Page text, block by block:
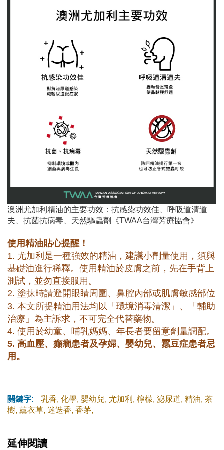
澳洲尤加利精油的主要功效：抗感染功效佳、呼吸道清道
夫、抗菌抗病毒、天然驅蟲劑《TWAA台灣芳療協會》
使用精油貼心提醒！
1. 尤加利是一種強效的精油，建議小劑量使用，須與
基礎油進行稀釋。使用精油於皮膚之前，先在手背上
測試，並勿直接服用。
2. 塗抹時請避開眼睛周圍、鼻腔內部或肌膚敏感部位
3. 本文所提精油用法均以「環境消毒清潔」、「輔助
治療」為主訴求，不可完全代替藥物。
4. 使用於幼童、哺乳媽媽、年長者要留意劑量調配。
5. 高血壓、癲癇患者及孕婦、嬰幼兒、 蠶豆症患者忌
用。
關鍵字: 乳香, 化學, 嬰幼兒, 尤加利 , 檸檬, 泌尿道, 精油, 茶
樹, 薰衣草, 迷迭香, 香茅,
延伸閱讀